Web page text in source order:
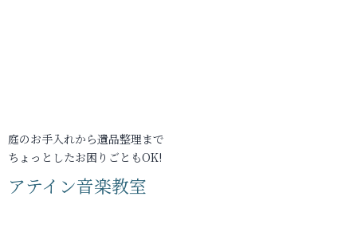
庭のお手入れから遺品整理まで
ちょっとしたお困りごともOK!
アテイン音楽教室